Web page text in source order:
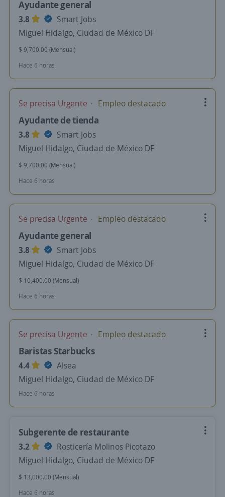
Ayudante general
3.8
Smart Jobs
Miguel Hidalgo, Ciudad de México DF
$ 9,700.00 (Mensual)
Hace 6 horas
Se precisa Urgente Empleo destacado
Ayudante de tienda
3.8
Smart Jobs
Miguel Hidalgo, Ciudad de México DF
$ 9,700.00 (Mensual)
Hace 6 horas
Se precisa Urgente Empleo destacado
Ayudante general
3.8
Smart Jobs
Miguel Hidalgo, Ciudad de México DF
$ 10,400.00 (Mensual)
Hace 6 horas
Se precisa Urgente Empleo destacado
Baristas Starbucks
4.4
Alsea
Miguel Hidalgo, Ciudad de México DF
Hace 6 horas
Subgerente de restaurante
3.2
Rosticería Molinos Picotazo
Miguel Hidalgo, Ciudad de México DF
$ 13,000.00 (Mensual)
Hace 6 horas